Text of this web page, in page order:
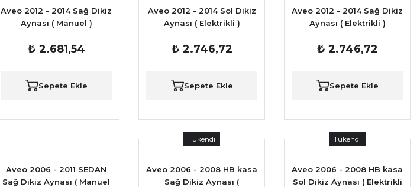
Aveo 2012 - 2014 Sağ Dikiz
Aynası ( Manuel )
₺ 2.681,54
Sepete Ekle
Aveo 2012 - 2014 Sol Dikiz
Aynası ( Elektrikli )
₺ 2.746,72
Sepete Ekle
Aveo 2012 - 2014 Sağ Dikiz
Aynası ( Elektrikli )
₺ 2.746,72
Sepete Ekle
Aveo 2006 - 2011 SEDAN
Sağ Dikiz Aynası ( Manuel
Tükendi
Aveo 2006 - 2008 HB kasa
Sağ Dikiz Aynası (
Tükendi
Aveo 2006 - 2008 HB kasa
Sol Dikiz Aynası ( Elektrikli